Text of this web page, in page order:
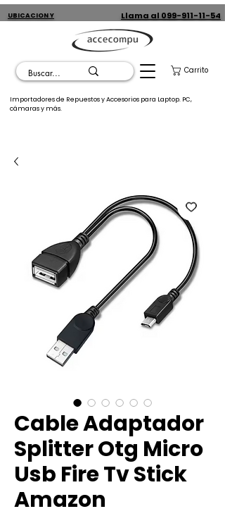
UBICACION Y
Llama al 099-911-11-54
Carrito
Importadores de Repuestos y Accesorios para Laptop. PC,
cámaras y más.
Cable Adaptador
Splitter Otg Micro
Usb Fire Tv Stick
Amazon